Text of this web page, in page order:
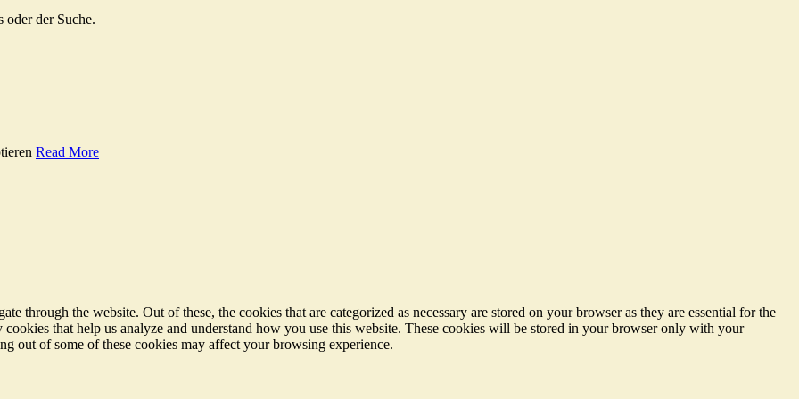
oder der Suche.
Read More
through the website. Out of these, the cookies that are categorized as necessary are stored on your browser as they are essential for the
that help us analyze and understand how you use this website. These cookies will be stored in your browser only with your
out of some of these cookies may affect your browsing experience.